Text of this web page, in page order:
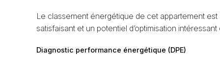
Le classement énergétique de cet appartement
satisfaisant et un potentiel d’optimisation
Diagnostic performance énergétique (DPE)